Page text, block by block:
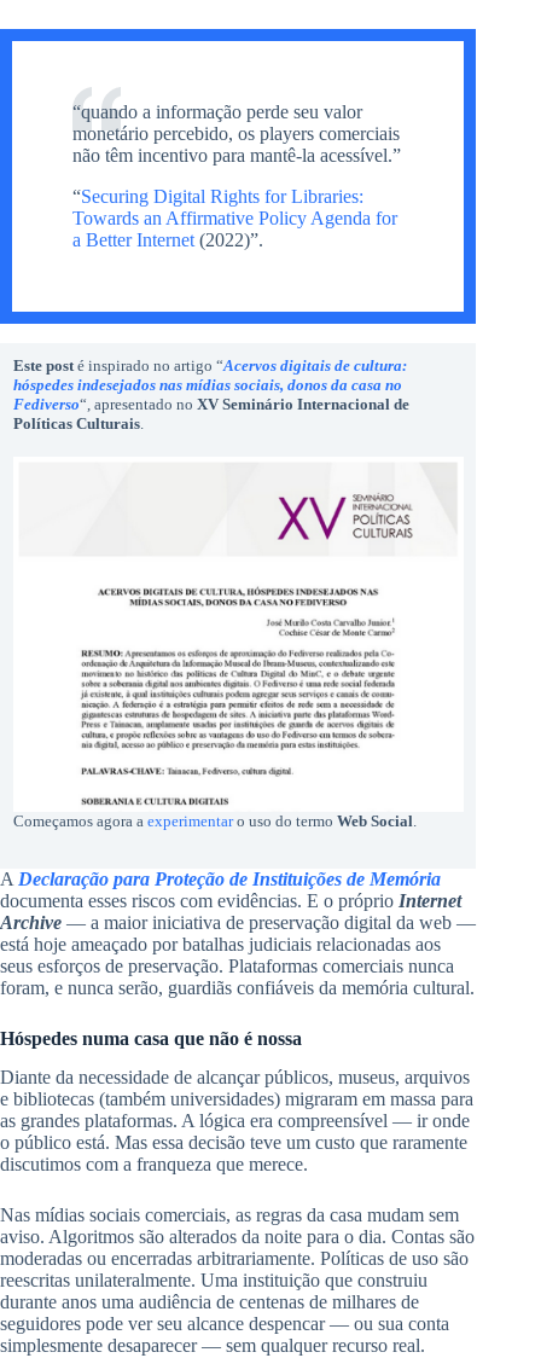
“quando a informação perde seu valor
monetário percebido, os players comerciais
não têm incentivo para mantê-la acessível.”
“Securing Digital Rights for Libraries:
Towards an Affirmative Policy Agenda for
a Better Internet (2022)”.
Este posté inspirado no artigo “Acervos digitais de cultura:
hóspedes indesejados nas mídias sociais, donos da casa no
Fediverso“, apresentado no XV Seminário Internacional de
Políticas Culturais.
Começamos agora a experimentaro uso do termo Web Social.
A Declaração para Proteção de Instituições de Memória
documenta esses riscos com evidências. E o próprio Internet
Archive — a maior iniciativa de preservação digital da web —
está hoje ameaçado por batalhas judiciais relacionadas aos
seus esforços de preservação. Plataformas comerciais nunca
foram, e nunca serão, guardiãs confiáveis da memória cultural.
Hóspedes numa casa que não é nossa
Diante da necessidade de alcançar públicos, museus, arquivos
e bibliotecas (também universidades) migraram em massa para
as grandes plataformas. A lógica era compreensível — ir onde
o público está. Mas essa decisão teve um custo que raramente
discutimos com a franqueza que merece.
Nas mídias sociais comerciais, as regras da casa mudam sem
aviso. Algoritmos são alterados da noite para o dia. Contas são
moderadas ou encerradas arbitrariamente. Políticas de uso são
reescritas unilateralmente. Uma instituição que construiu
durante anos uma audiência de centenas de milhares de
seguidores pode ver seu alcance despencar — ou sua conta
simplesmente desaparecer — sem qualquer recurso real.